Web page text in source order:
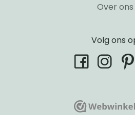
Over ons
Volg ons
facebook
WebwinkelKeurWebwinkelKeur